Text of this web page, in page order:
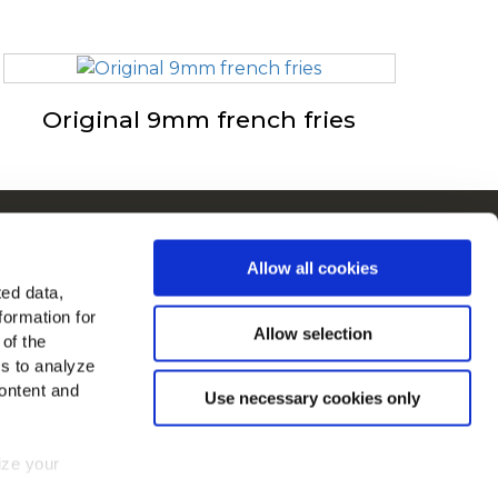
data,
for
the
to analyze
and
your
Allow all cookies
Allow selection
Use necessary cookies only
Original 9mm french fries
Euroopassa
meidät